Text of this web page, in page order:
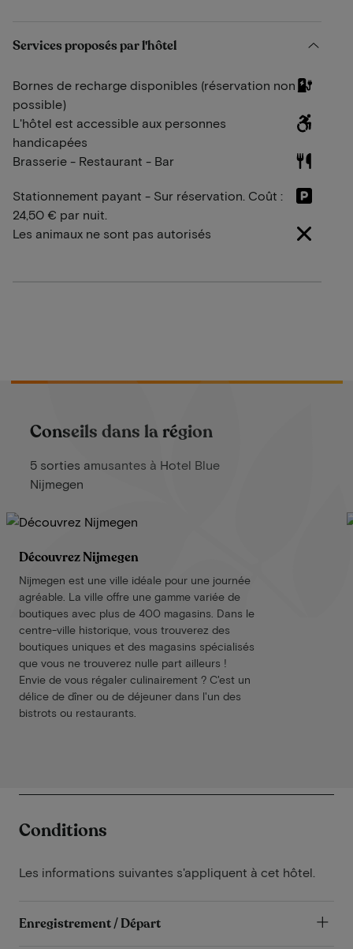
Services proposés par l'hôtel
Bornes de recharge disponibles (réservation non
possible)
L'hôtel est accessible aux personnes
handicapées
Brasserie - Restaurant - Bar
Stationnement payant - Sur réservation. Coût :
24,50 € par nuit.
Les animaux ne sont pas autorisés
Conseils dans la région
5 sorties amusantes à Hotel Blue
Nijmegen
Découvrez Nijmegen
Nijmegen est une ville idéale pour une journée
agréable. La ville offre une gamme variée de
boutiques avec plus de 400 magasins. Dans le
centre-ville historique, vous trouverez des
boutiques uniques et des magasins spécialisés
que vous ne trouverez nulle part ailleurs !
Envie de vous régaler culinairement ? C'est un
délice de dîner ou de déjeuner dans l'un des
bistrots ou restaurants.
Conditions
Les informations suivantes s'appliquent à cet hôtel.
Enregistrement / Départ